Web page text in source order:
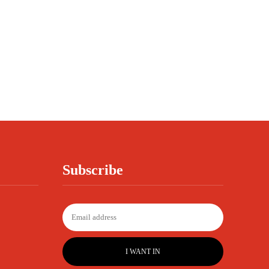
Subscribe
I WANT IN